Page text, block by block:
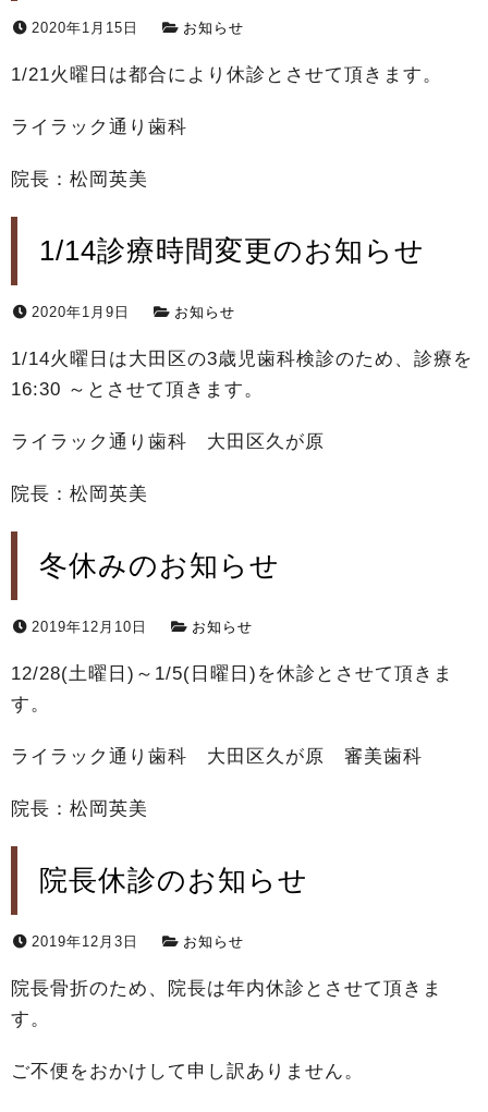
2020年1月15日 お知らせ
1/21火曜日は都合により休診とさせて頂きます。
ライラック通り歯科
院長：松岡英美
1/14診療時間変更のお知らせ
2020年1月9日 お知らせ
1/14火曜日は大田区の3歳児歯科検診のため、診療を
16:30 ～とさせて頂きます。
ライラック通り歯科 大田区久が原
院長：松岡英美
冬休みのお知らせ
2019年12月10日 お知らせ
12/28(土曜日)～1/5(日曜日)を休診とさせて頂きま
す。
ライラック通り歯科 大田区久が原 審美歯科
院長：松岡英美
院長休診のお知らせ
2019年12月3日 お知らせ
院長骨折のため、院長は年内休診とさせて頂きま
す。
ご不便をおかけして申し訳ありません。